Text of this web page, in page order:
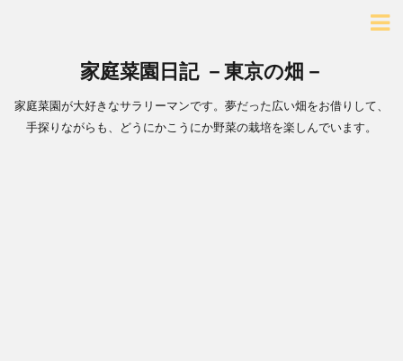
家庭菜園日記 －東京の畑－
家庭菜園が大好きなサラリーマンです。夢だった広い畑をお借りして、
手探りながらも、どうにかこうにか野菜の栽培を楽しんでいます。